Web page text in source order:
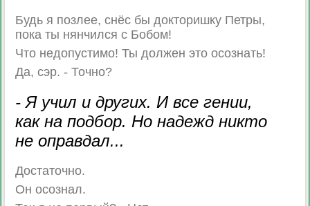
Будь я позлее, снёс бы докторишку Петры,
пока ты нянчился с Бобом!
Что недопустимо! Ты должен это осознать!
Да, сэр. - Точно?
- Я учил и других. И все гении,
как на подбор. Но надежд никто
не оправдал...
Достаточно.
Он осознал.